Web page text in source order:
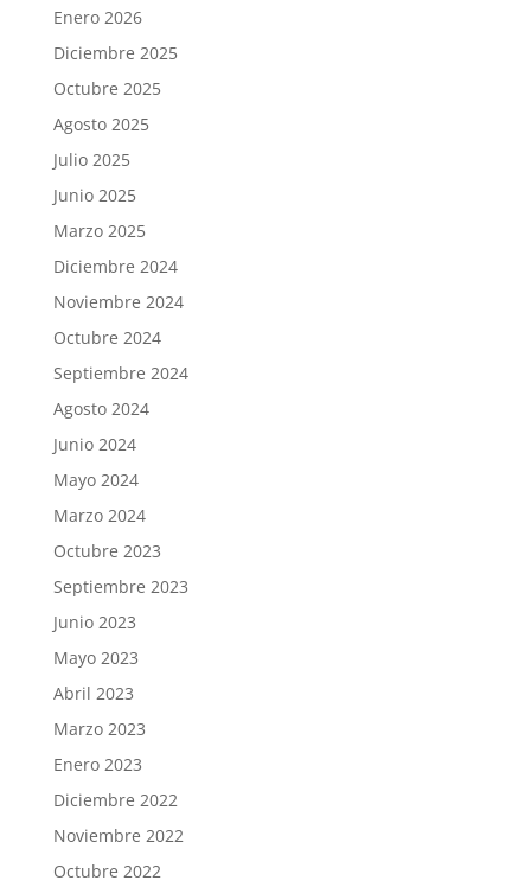
Enero 2026
Diciembre 2025
Octubre 2025
Agosto 2025
Julio 2025
Junio 2025
Marzo 2025
Diciembre 2024
Noviembre 2024
Octubre 2024
Septiembre 2024
Agosto 2024
Junio 2024
Mayo 2024
Marzo 2024
Octubre 2023
Septiembre 2023
Junio 2023
Mayo 2023
Abril 2023
Marzo 2023
Enero 2023
Diciembre 2022
Noviembre 2022
Octubre 2022